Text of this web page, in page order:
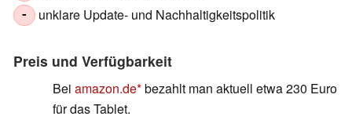
- unklare Update- und Nachhaltigkeitspolitik
Preis und Verfügbarkeit
Bei amazon.de bezahlt man aktuell etwa 230 Euro
für das Tablet.